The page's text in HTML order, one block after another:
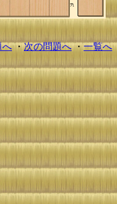
へ・次の問題へ・一覧へ